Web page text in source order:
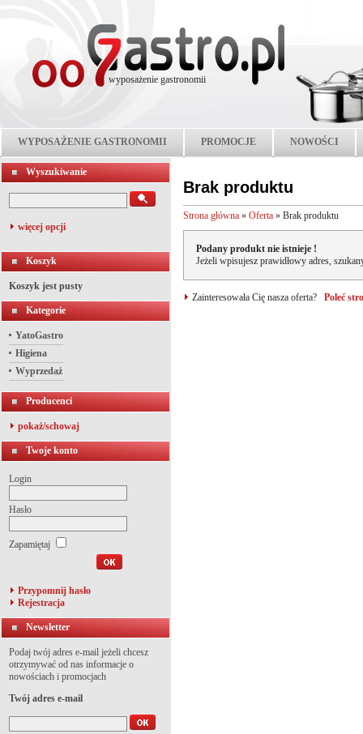
wyposażenie gastronomii
WYPOSAŻENIE GASTRONOMII PROMOCJE NOWOŚCI
Wyszukiwanie
więcej opcji
Koszyk
Koszyk jest pusty
Kategorie
YatoGastro
Higiena
Wyprzedaż
Producenci
pokaż/schowaj
Twoje konto
Login
Hasło
Zapamiętaj
Przypomnij hasło
Rejestracja
Newsletter
Podaj twój adres e-mail jeżeli chcesz
otrzymywać od nas informacje o
nowościach i promocjach
Twój adres e-mail
Brak produktu
Strona główna » Oferta » Brak produktu
Podany produkt nie istnieje !
Jeżeli wpisujesz prawidłowy adres,
Zainteresowała Cię nasza oferta? Poleć